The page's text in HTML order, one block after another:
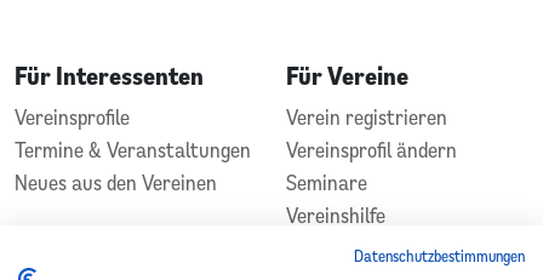
Für Interessenten
Vereinsprofile
Termine & Veranstaltungen
Neues aus den Vereinen
Für Vereine
Verein registrieren
Vereinsprofil ändern
Seminare
Vereinshilfe
KontaktDatenschutzbestimmungen